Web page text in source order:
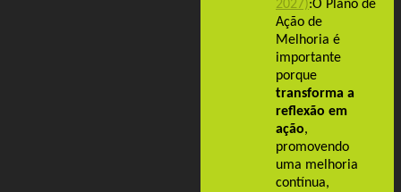
2027):O Plano de
Ação de
Melhoria é
importante
porque
transforma a
reflexão em
ação,
promovendo
uma melhoria
contínua,